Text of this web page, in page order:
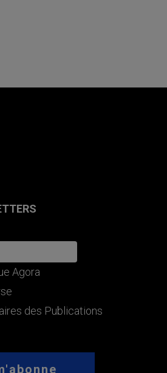
Agora
des Publications